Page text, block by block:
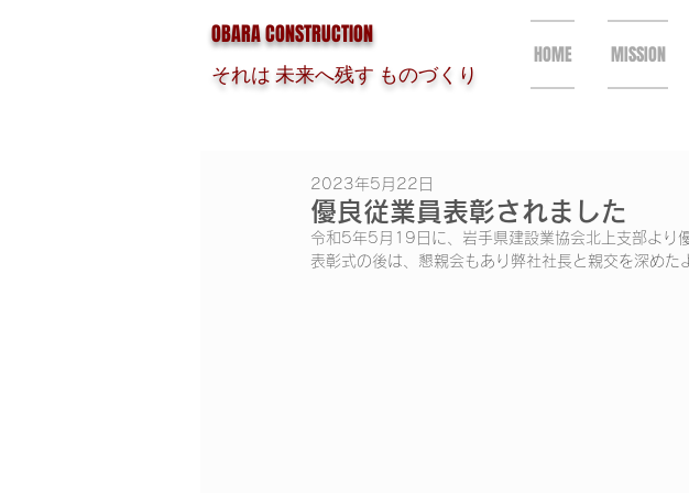
OBARA CONSTRUCTION
それは 未来へ残す ものづくり
HOME MISSION
優良従業員表彰されました
2023年5月22日
令和5年5月19日に、岩手県建設業協会北上支部より
表彰式の後は、懇親会もあり弊社社長と親交を深めた